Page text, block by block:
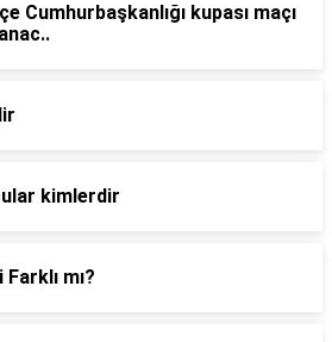
Cumhurbaşkanlığı kupası maçı
kimlerdir
mı?